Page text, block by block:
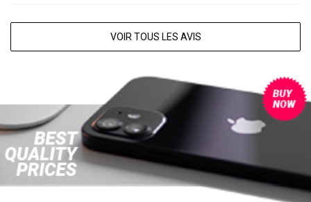
VOIR TOUS LES AVIS